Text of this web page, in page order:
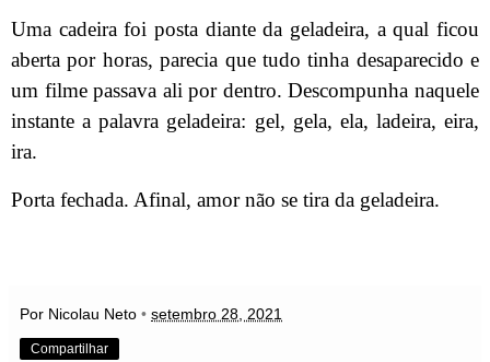
Uma cadeira foi posta diante da geladeira, a qual ficou
aberta por horas, parecia que tudo tinha desaparecido e
um filme passava ali por dentro. Descompunha naquele
instante a palavra geladeira: gel, gela, ela, ladeira, eira,
ira.
Porta fechada. Afinal, amor não se tira da geladeira.
Por Nicolau Neto • setembro 28, 2021
Compartilhar